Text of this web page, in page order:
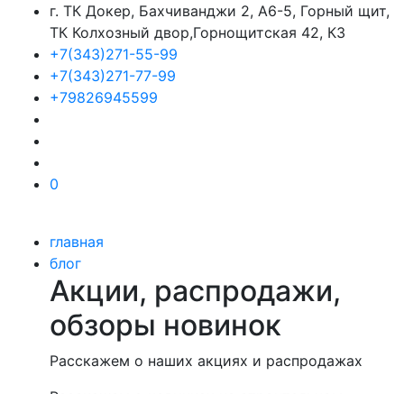
г. ТК Докер, Бахчиванджи 2, А6-5, Горный щит,
ТК Колхозный двор,Горнощитская 42, К3
+7(343)271-55-99
+7(343)271-77-99
+79826945599
0
главная
блог
Акции, распродажи,
обзоры новинок
Расскажем о наших акциях и распродажах